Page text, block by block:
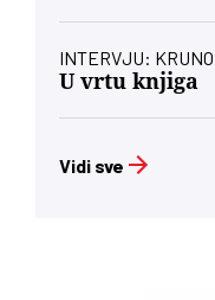
INTERVJU:
U vrtu knjiga
Vidi sve